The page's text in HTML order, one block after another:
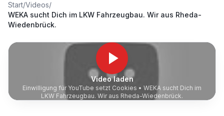
Start/Videos/
WEKA sucht Dich im LKW Fahrzeugbau. Wir aus Rheda-
Wiedenbrück.
Video laden
Einwilligung für YouTube setzt Cookies • WEKA sucht Dich im
LKW Fahrzeugbau. Wir aus Rheda-Wiedenbrück.